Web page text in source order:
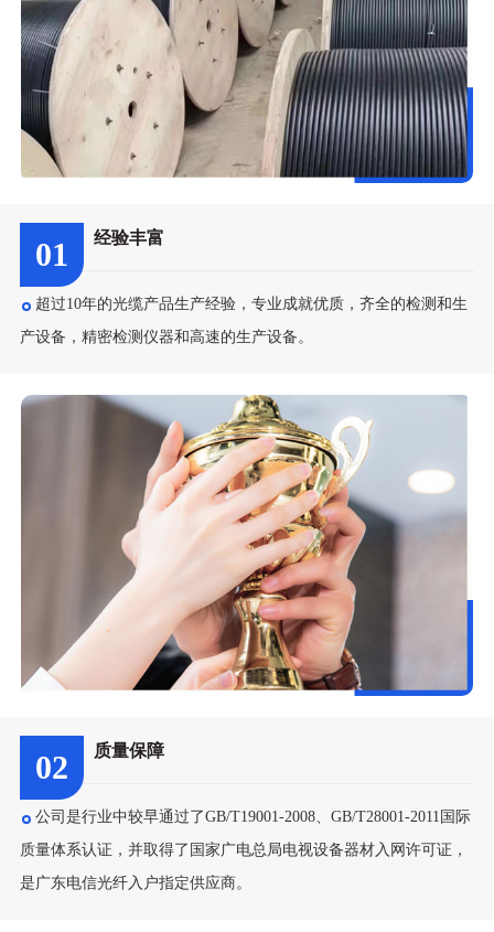
01 经验丰富
超过10年的光缆产品生产经验，专业成就优质，齐全的检测和生
产设备，精密检测仪器和高速的生产设备。
02 质量保障
公司是行业中较早通过了GB/T19001-2008、GB/T28001-2011国际
质量体系认证，并取得了国家广电总局电视设备器材入网许可证，
是广东电信光纤入户指定供应商。